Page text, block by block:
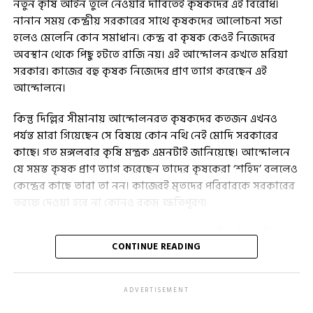
নতুন কৃষি আইন তুলে নেওয়ার দাবিতেই কৃষকদের এই বিরোধ।
নানান সময় কেন্দ্রীয় সরকারের সাথে কৃষকদের আলোচনা সভা
হলেও মেলেনি কোন সমাধান। কেন্দ্র বা কৃষক কেওই নিজেদের
অবস্থান থেকে পিছু হটতে রাজি নয়। এই আন্দোলন রুখতে মরিয়া
সরকার। কাজের বহু কৃষক নিজেদের প্রাণ ত্যাগ করেছেন এই
আন্দোলনে।
কিন্তু দিল্লির সীমানায় আন্দোলনরত কৃষকদের কতজন এখনও
পর্যন্ত মারা গিয়েছেন সে বিষয়ে কোন নথি নেই মোদি সরকারের
কাছে। গত মঙ্গলবার কৃষি মন্ত্রক এমনটাই জানিয়েছে। আন্দোলনে
যে সমস্ত কৃষক প্রাণ ত্যাগ করেছেন তাদের কৃষকেরা ‘শহিদ’ বললেও
কেন্দ্রের কাছে তারা তা নন। কাজেরই মৃতদের পরিবারকে সরকারের
তরফে দেওয়া হবে না কোনও রকম ক্ষতিপূরণ।
মূলত গত মঙ্গলবার সংসদে প্রশ্নোত্তর পর্ব চলাকালীন দিল্লি সীমানায়
চলতে তাহলে কৃষি আন্দোলন প্রসঙ্গে পশ্চিমবঙ্গের তৃণমূল কংগ্রেস
তাদের সেই প্রশ্নের উত্তরেই কেন্দ্রের তরফে এই সমস্ত তথ্য গুলি
CONTINUE READING
ADVERTISEMENT